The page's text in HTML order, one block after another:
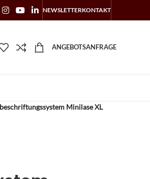
NEWSLETTERKONTAKT
ANGEBOTSANFRAGE
Minilase XL